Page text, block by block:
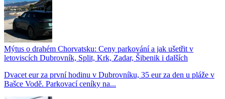
Mýtus o drahém Chorvatsku: Ceny parkování a jak ušetřit v
letoviscích Dubrovník, Split, Krk, Zadar, Šibenik i dalších
Dvacet eur za první hodinu v Dubrovníku, 35 eur za den u pláže v
Bašce Vodě. Parkovací ceníky na...